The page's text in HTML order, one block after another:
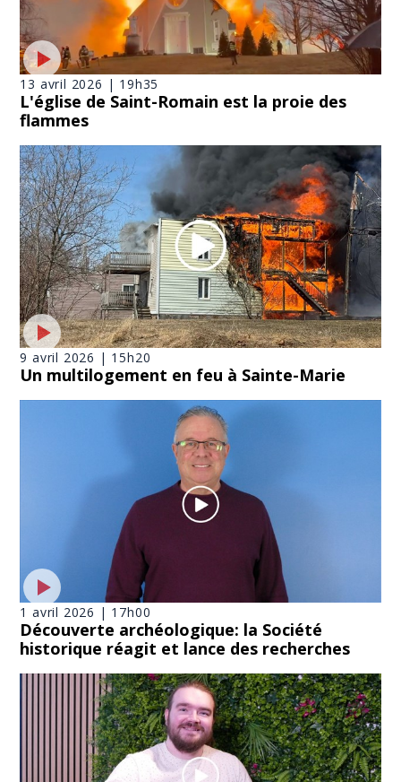
13 avril 2026 | 19h35
L'église de Saint-Romain est la proie des
flammes
9 avril 2026 | 15h20
Un multilogement en feu à Sainte-Marie
1 avril 2026 | 17h00
Découverte archéologique: la Société
historique réagit et lance des recherches